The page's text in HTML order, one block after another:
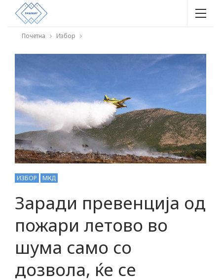
Почетна Избор
ИЗБОР МКД
Заради превенција од
пожари летово во
шума само со
дозвола, ќе се